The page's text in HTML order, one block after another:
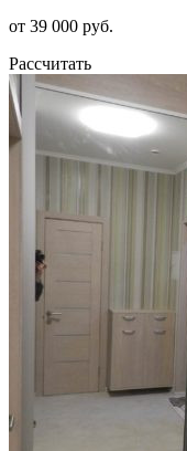
от 39 000 руб.
Рассчитать